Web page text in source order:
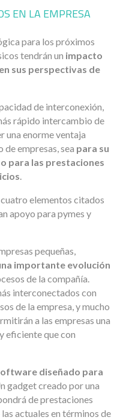
EN LA EMPRESA
para los próximos
tendrán un impacto
sus perspectivas de
de interconexión,
rápido intercambio de
una enorme ventaja
empresas, sea para su
para las prestaciones
.
elementos citados
apoyo para pymes y
pequeñas,
importante evolución
de la compañía.
interconectados con
de la empresa, y mucho
a las empresas una
eficiente que con
diseñado para
gadget creado por una
de prestaciones
actuales en términos de